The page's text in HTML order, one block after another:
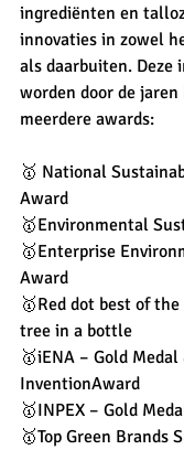
ingrediënten en
innovaties in zowel
als daarbuiten. Deze
worden door de
meerdere awards:
🥇 National
Award
🥇Environmental
🥇Enterprise
Award
🥇Red dot best of
tree in a bottle
🥇iENA – Gold Medal
InventionAward
🥇INPEX – Gold
🥇Top Green Brands